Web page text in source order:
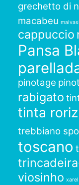
grechetto di
macabeu
cappuccio
Pansa
pinotage
rabigato
tinta roriz
trebbiano
toscano
viosinho